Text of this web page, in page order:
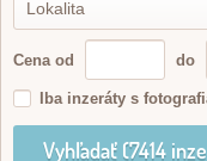
Cena od do
Iba inzeráty s